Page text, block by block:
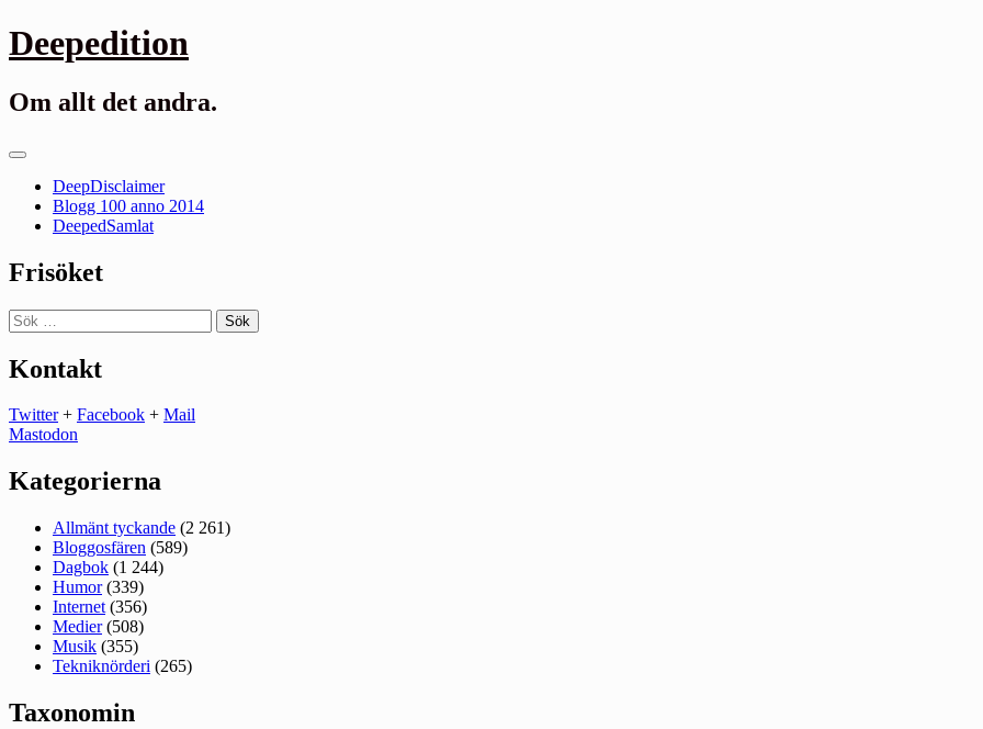
Gå
till
Deepedition
Om allt det andra.
Primär
DeepDisclaimer
Blogg 100 anno 2014
DeepedSamlat
Frisöket
Sök
efter:
Kontakt
Twitter+ Facebook + Mail
Mastodon
Kategorierna
Allmänt tyckande (2 261)
Bloggosfären (589)
Dagbok (1 244)
Humor(339)
Internet (356)
Medier(508)
Musik (355)
Tekniknörderi (265)
Taxonomin